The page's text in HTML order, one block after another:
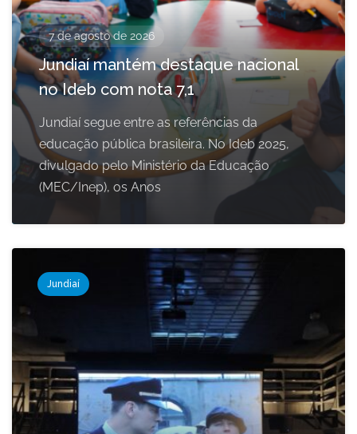
7 de agosto de 2026
Jundiaí mantém destaque nacional
no Ideb com nota 7,1
Jundiaí segue entre as referências da
educação pública brasileira. No Ideb 2025,
divulgado pelo Ministério da Educação
(MEC/Inep), os Anos
Jundiaí